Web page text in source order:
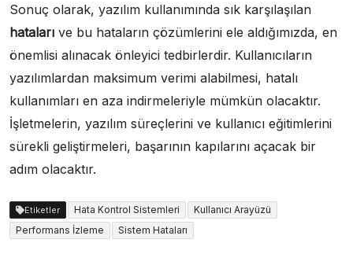
Sonuç olarak, yazılım kullanımında sık karşılaşılan
hataları ve bu hataların çözümlerini ele aldığımızda, en
önemlisi alınacak önleyici tedbirlerdir. Kullanıcıların
yazılımlardan maksimum verimi alabilmesi, hatalı
kullanımları en aza indirmeleriyle mümkün olacaktır.
İşletmelerin, yazılım süreçlerini ve kullanıcı eğitimlerini
sürekli geliştirmeleri, başarının kapılarını açacak bir
adım olacaktır.
Etiketler Hata Kontrol Sistemleri
Kullanıcı Arayüzü
Performans İzleme
Sistem Hataları